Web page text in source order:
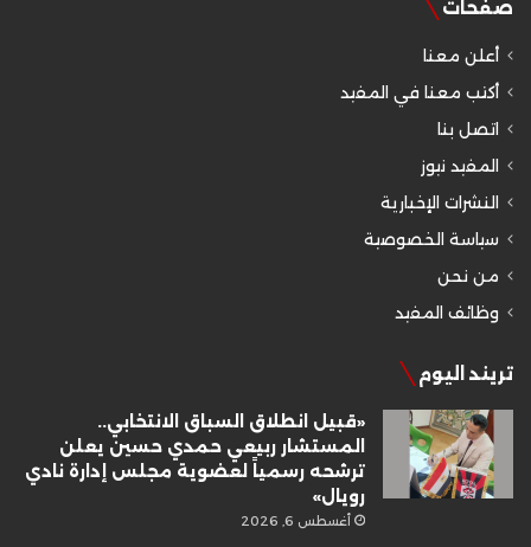
صفحات
أعلن معنا
أكتب معنا في المفيد
اتصل بنا
المفيد نيوز
النشرات الإخبارية
سياسة الخصوصية
من نحن
وظائف المفيد
تريند اليوم
«قبيل انطلاق السباق الانتخابي..
المستشار ربيعي حمدي حسين يعلن
ترشحه رسمياً لعضوية مجلس إدارة نادي
رويال»
أغسطس 6, 2026